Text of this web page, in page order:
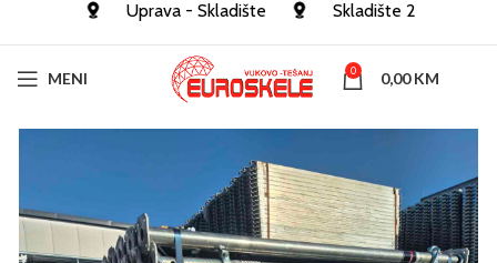
Uprava - Skladište Skladište 2
MENI 0 0,00KM